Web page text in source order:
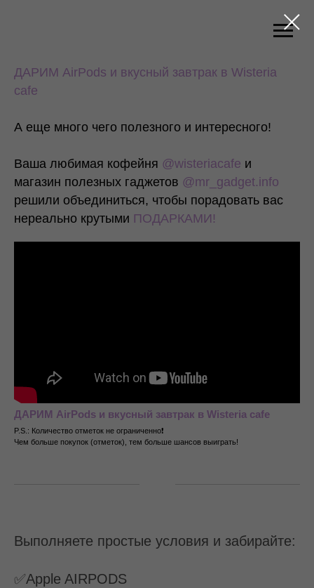
ДАРИМ AirPods и вкусный завтрак в Wisteria
cafe
А еще много чего полезного и интересного!
Ваша любимая кофейня @wisteriacafe и
магазин полезных гаджетов @mr_gadget.info
решили объединиться, чтобы порадовать вас
нереально крутыми ПОДАРКАМИ!
ДАРИМ AirPods и вкусный завтрак в Wisteria cafe
P.S.: Количество отметок не ограниченно❗
Чем больше покупок (отметок), тем больше шансов выиграть!
Выполняете простые условия и забирайте:
✅Apple AIRPODS